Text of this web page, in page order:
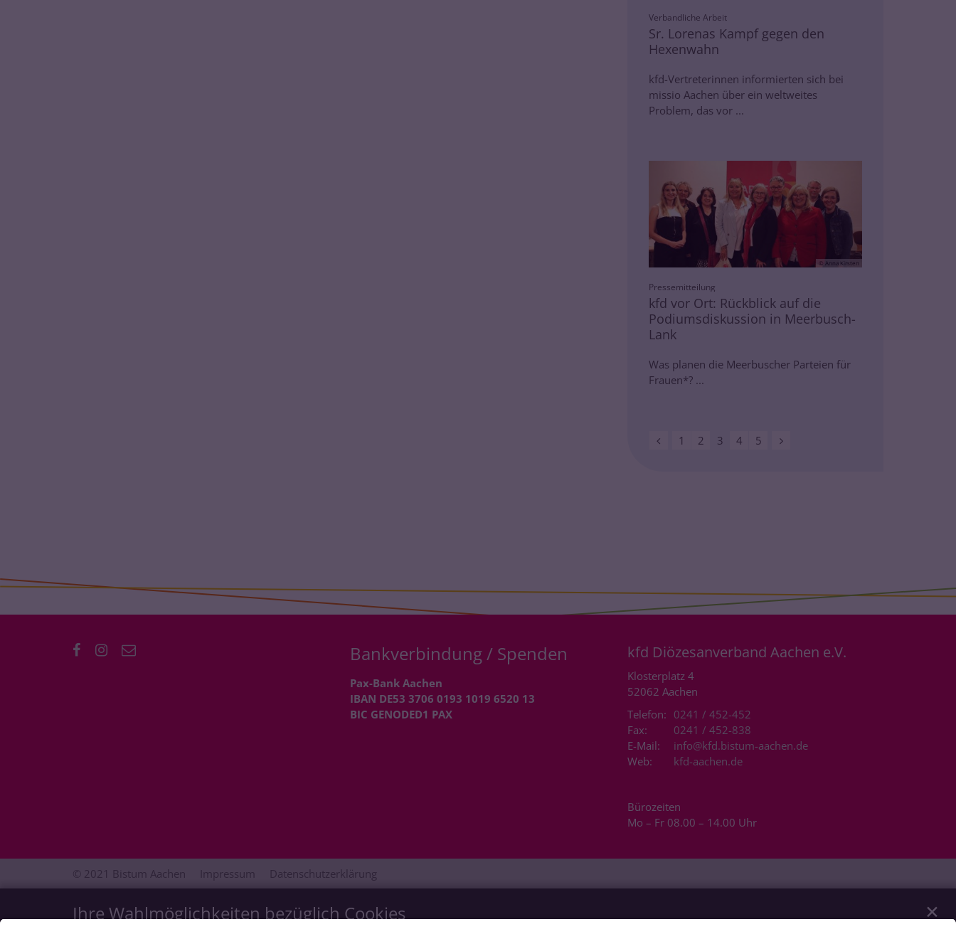
Ihre Wahlmöglichkeiten bezüglich Cookies ✕
Verbandliche Arbeit:
Sr. Lorenas Kampf gegen den
Hexenwahn
kfd-Vertreterinnen informierten sich bei
missio Aachen über ein weltweites
Problem, das vor ...
© Anna Kirsten
Pressemitteilung
kfd vor Ort: Rückblick auf die
Podiumsdiskussion in Meerbusch-
Lank
Was planen die Meerbuscher Parteien für
Frauen*? ...
Vorherige Seite
1 2 3 4 5 Nächste Seite
Bankverbindung / Spenden
Pax-Bank Aachen
IBAN DE53 3706 0193 1019 6520 13
BIC GENODED1 PAX
kfd Diözesanverband Aachen e.V.
Klosterplatz 4
52062 Aachen
Telefon: 0241 / 452-452
Fax:
0241 / 452-838
E-Mail:
info@kfd.bistum-aachen.de
Web:
kfd-aachen.de
Bürozeiten
Mo – Fr 08.00 – 14.00 Uhr
© 2021 Bistum Aachen Impressum Datenschutzerklärung